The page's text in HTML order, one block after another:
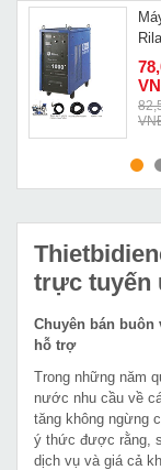
MUA NGAY
trực tuyến
Chuyên bán buôn
hỗ trợ
Trong những năm
nước nhu cầu về
tăng không ngừng
ý thức được rằng,
dịch vụ và giá cả